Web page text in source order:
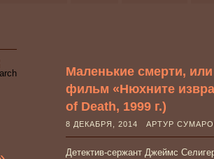
Маленькие смерти,
фильм «Нюхните
of Death, 1999 г.)
8 ДЕКАБРЯ, 2014 АРТУР
Детектив-сержант Джеймс